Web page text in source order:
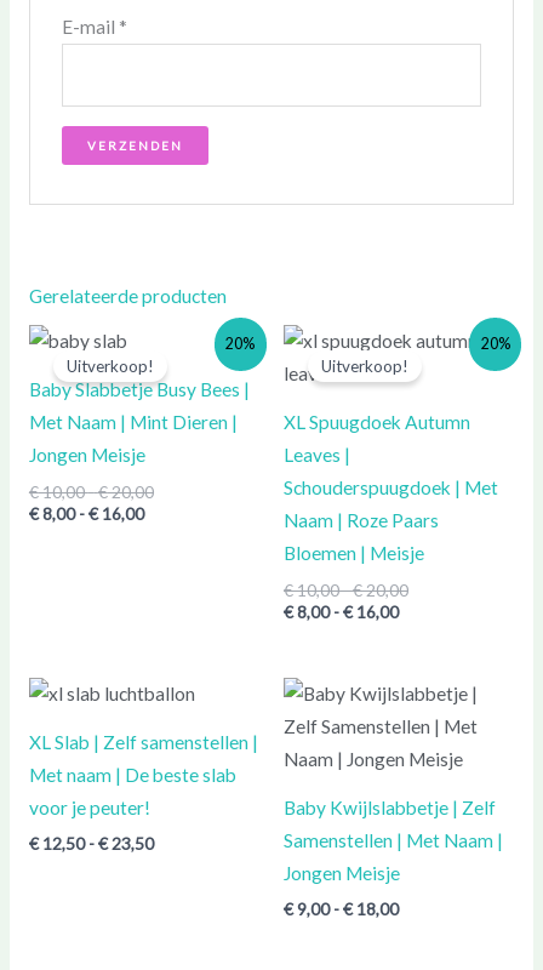
E-mail *
Gerelateerde producten
20%
Uitverkoop!
Baby Slabbetje Busy Bees |
Met Naam | Mint Dieren |
Jongen Meisje
€10,00-€20,00
Prijsklasse:
tot
€ 20,00
€8,00 -€16,00
Prijsklasse:
€ 8,00
tot
€ 16,00
20%
Uitverkoop!
XL Spuugdoek Autumn
Leaves |
Schouderspuugdoek | Met
Naam | Roze Paars
Bloemen | Meisje
€10,00-€20,00
Prijsklasse:
tot
€8,00 -€16,00
Prijsklasse:
€ 8,00
tot
XL Slab | Zelf samenstellen |
Met naam | De beste slab
voor je peuter!
€12,50 -€23,50
Prijsklasse:
€ 23,50
Baby Kwijlslabbetje | Zelf
Samenstellen | Met Naam |
Jongen Meisje
€9,00 -€18,00
Prijsklasse:
tot
€ 18,00